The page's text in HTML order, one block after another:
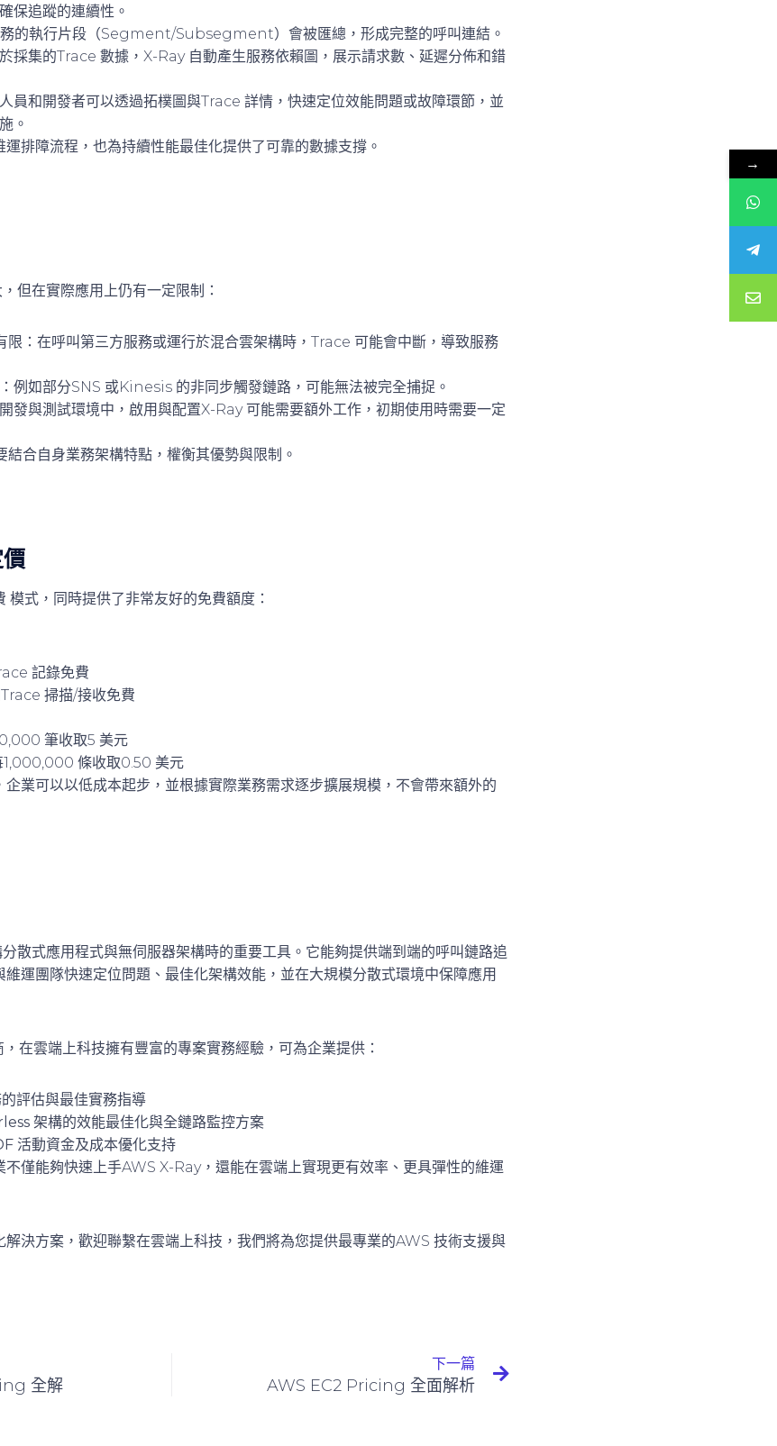
保追蹤的連續性。
務的執行片段（Segment/Subsegment）會被匯總，形成完整的呼叫連結。
於採集的Trace 數據，X-Ray 自動產生服務依賴圖，展示請求數、延遲分佈和錯
人員和開發者可以透過拓樸圖與Trace 詳情，快速定位效能問題或故障環節，並
。
排障流程，也為持續性能最佳化提供了可靠的數據支撐。
但在實際應用上仍有一定限制：
限 ：在呼叫第三方服務或運行於混合雲架構時，Trace 可能會中斷，導致服務
：例如部分SNS 或Kinesis 的非同步觸發鏈路，可能無法被完全捕捉。
開發與測試環境中，啟用與配置X-Ray 可能需要額外工作，初期使用時需要一定
合自身業務架構特點，權衡其優勢與限制。
模式，同時提供了非常友好的免費額度：
記錄免費
掃描/接收免費
筆收取5 美元
條收取0.50 美元
業可以以低成本起步，並根據實際業務需求逐步擴展規模，不會帶來額外的
散式應用程式與無伺服器架構時的重要工具。它能夠提供端到端的呼叫鏈路追
運團隊快速定位問題、最佳化架構效能，並在大規模分散式環境中保障應用
，在雲端上科技擁有豐富的專案實務經驗，可為企業提供：
評估與最佳實務指導
架構的效能最佳化與全鏈路監控方案
活動資金及成本優化支持
僅能夠快速上手AWS X-Ray，還能在雲端上實現更有效率、更具彈性的維運
決方案，歡迎聯繫在雲端上科技，我們將為您提供最專業的AWS 技術支援與
全解
下一篇
AWS EC2 Pricing 全面解析
→